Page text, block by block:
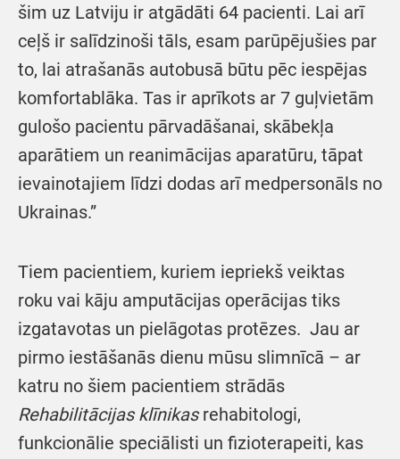
šim uz Latviju ir atgādāti 64 pacienti. Lai arī
ceļš ir salīdzinoši tāls, esam parūpējušies par
to, lai atrašanās autobusā būtu pēc iespējas
komfortablāka. Tas ir aprīkots ar 7 guļvietām
gulošo pacientu pārvadāšanai, skābekļa
aparātiem un reanimācijas aparatūru, tāpat
ievainotajiem līdzi dodas arī medpersonāls no
Ukrainas.”
Tiem pacientiem, kuriem iepriekš veiktas
roku vai kāju amputācijas operācijas tiks
izgatavotas un pielāgotas protēzes. Jau ar
pirmo iestāšanās dienu mūsu slimnīcā – ar
katru no šiem pacientiem strādās
Rehabilitācijas klīnikasrehabitologi,
funkcionālie speciālisti un fizioterapeiti, kas